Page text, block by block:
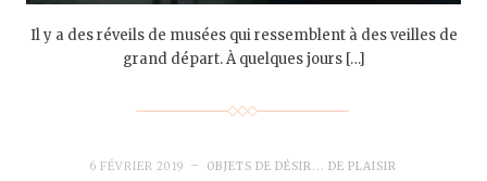
Il y a des réveils de musées qui ressemblent à des veilles de
grand départ. À quelques jours […]
6 FÉVRIER 2019 OBJETS DE DÉSIR... DE PLAISIR